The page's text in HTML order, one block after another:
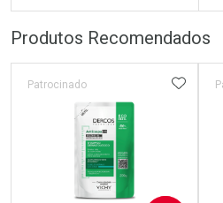
Por Menos
Produtos Recomendados
Patrocinado